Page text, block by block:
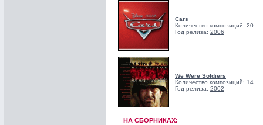
Cars
Количество композиций: 20
Год релиза: 2006
We Were Soldiers
Количество композиций: 14
Год релиза: 2002
НА СБОРНИКАХ: